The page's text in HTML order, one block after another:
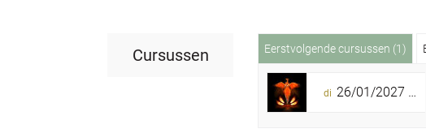
Cursussen Eerstvolgende cursussen (1)
di 26/01/2027 -